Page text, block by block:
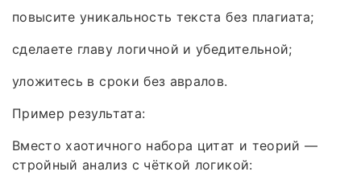
повысите уникальность текста без плагиата;
сделаете главу логичной и убедительной;
уложитесь в сроки без авралов.
Пример результата:
Вместо хаотичного набора цитат и теорий —
стройный анализ с чёткой логикой: